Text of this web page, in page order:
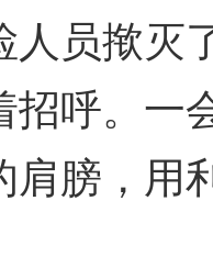
员揿灭
招呼。一
肩膀，用